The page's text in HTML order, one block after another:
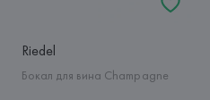
Riedel
Бокал для вина Champagne